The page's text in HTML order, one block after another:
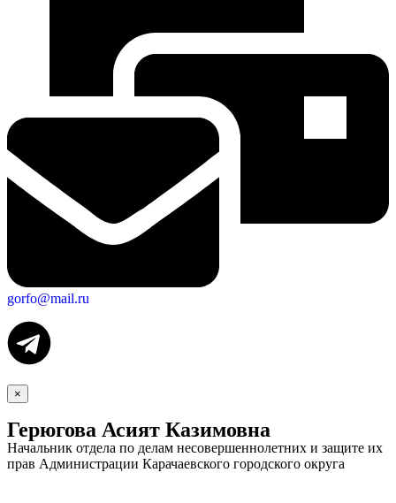
gorfo@mail.ru
×
Герюгова Асият Казимовна
Начальник отдела по делам несовершеннолетних и защите их
прав Администрации Карачаевского городского округа